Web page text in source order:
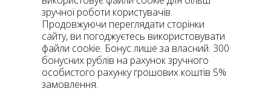
зручної роботи користувачів.
Продовжуючи переглядати сторінки
сайту, ви погоджуєтесь використовувати
файли cookie. Бонус лише за власний. 300
бонусних рублів на рахунок зручного
особистого рахунку грошових коштів 5%
замовлення.